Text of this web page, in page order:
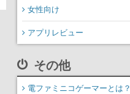
女性向け
アプリレビュー
その他
電ファミニコゲーマーとは？